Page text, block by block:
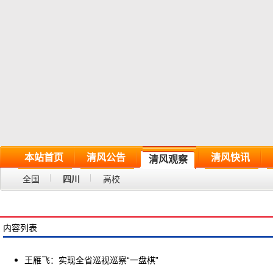
本站首页 清风公告 清风观察 清风快讯
全国 四川 高校
内容列表
王雁飞：实现全省巡视巡察“一盘棋”